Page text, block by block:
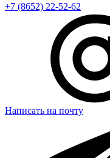
+7 (8652) 22-52-62
Написать на почту